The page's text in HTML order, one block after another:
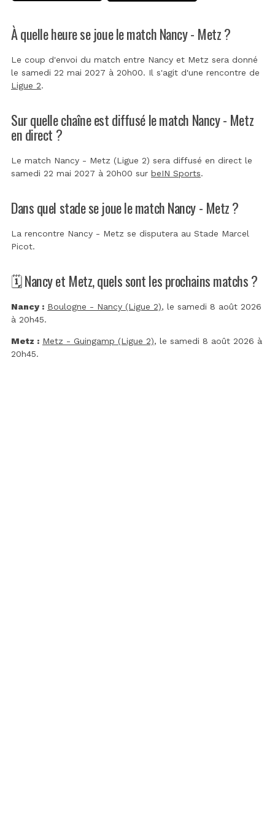
À quelle heure se joue le match Nancy - Metz ?
Le coup d'envoi du match entre Nancy et Metz sera donné
le samedi 22 mai 2027 à 20h00. Il s'agit d'une rencontre de
Ligue 2.
Sur quelle chaîne est diffusé le match Nancy - Metz
en direct ?
Le match Nancy - Metz (Ligue 2) sera diffusé en direct le
samedi 22 mai 2027 à 20h00 sur beIN Sports.
Dans quel stade se joue le match Nancy - Metz ?
La rencontre Nancy - Metz se disputera au Stade Marcel
Picot.
🗓️ Nancy et Metz, quels sont les prochains matchs ?
Nancy : Boulogne - Nancy (Ligue 2), le samedi 8 août 2026
à 20h45.
Metz : Metz - Guingamp (Ligue 2), le samedi 8 août 2026 à
20h45.